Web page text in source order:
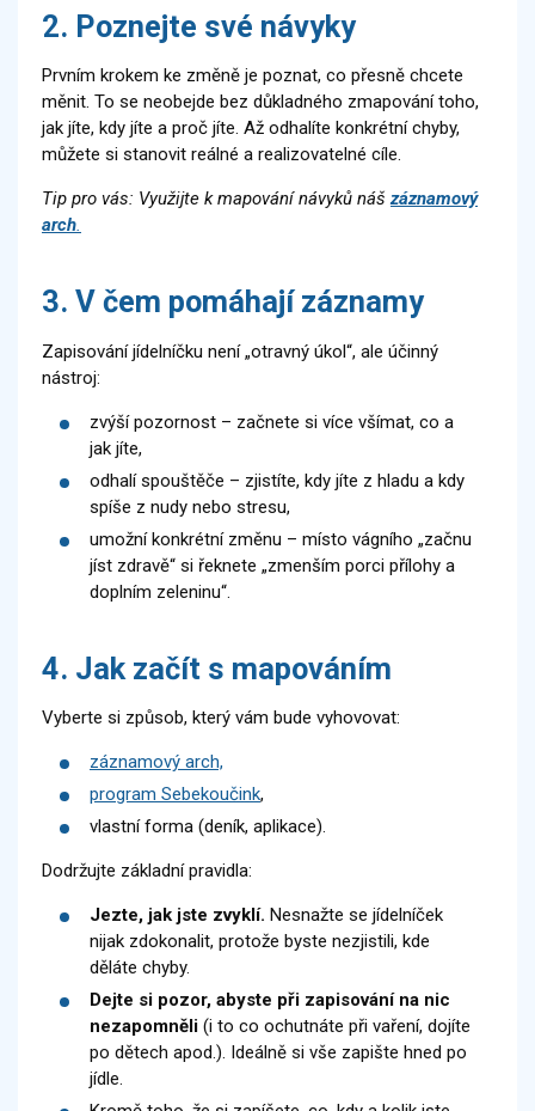
2. Poznejte své návyky
Prvním krokem ke změně je poznat, co přesně chcete
měnit. To se neobejde bez důkladného zmapování toho,
jak jíte, kdy jíte a proč jíte. Až odhalíte konkrétní chyby,
můžete si stanovit reálné a realizovatelné cíle.
Tip pro vás: Využijte k mapování návyků nášzáznamový
arch.
3. V čem pomáhají záznamy
Zapisování jídelníčku není „otravný úkol“, ale účinný
nástroj:
zvýší pozornost – začnete si více všímat, co a
jak jíte,
odhalí spouštěče – zjistíte, kdy jíte z hladu a kdy
spíše z nudy nebo stresu,
umožní konkrétní změnu – místo vágního „začnu
jíst zdravě“ si řeknete „zmenším porci přílohy a
doplním zeleninu“.
4. Jak začít s mapováním
Vyberte si způsob, který vám bude vyhovovat:
záznamový arch,
program Sebekoučink,
vlastní forma (deník, aplikace).
Dodržujte základní pravidla:
Jezte, jak jste zvyklí. Nesnažte se jídelníček
nijak zdokonalit, protože byste nezjistili, kde
děláte chyby.
Dejte si pozor, abyste při zapisování na nic
nezapomněli (i to co ochutnáte při vaření, dojíte
po dětech apod.). Ideálně si vše zapište hned po
jídle.